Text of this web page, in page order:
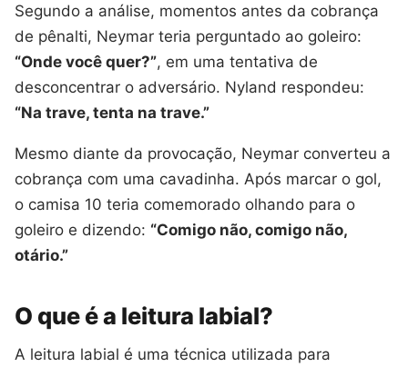
Segundo a análise, momentos antes da cobrança
de pênalti, Neymar teria perguntado ao goleiro:
“Onde você quer?”, em uma tentativa de
desconcentrar o adversário. Nyland respondeu:
“Na trave, tenta na trave.”
Mesmo diante da provocação, Neymar converteu a
cobrança com uma cavadinha. Após marcar o gol,
o camisa 10 teria comemorado olhando para o
goleiro e dizendo: “Comigo não, comigo não,
otário.”
O que é a leitura labial?
A leitura labial é uma técnica utilizada para